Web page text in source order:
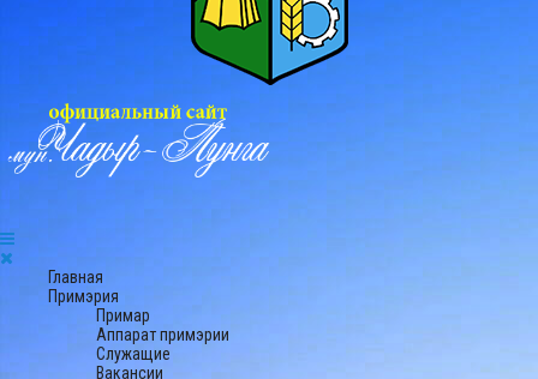
Главная
Примэрия
Примар
Аппарат примэрии
Служащие
Вакансии